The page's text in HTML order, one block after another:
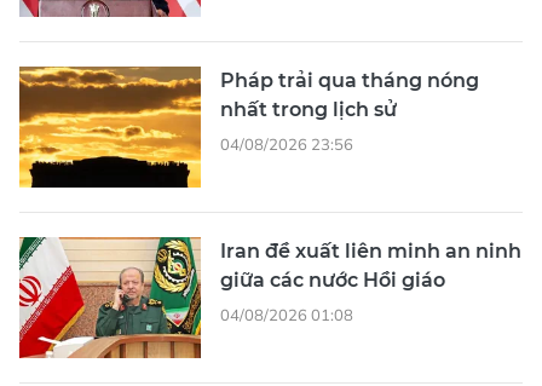
Pháp trải qua tháng nóng
nhất trong lịch sử
04/08/2026 23:56
Iran đề xuất liên minh an ninh
giữa các nước Hồi giáo
04/08/2026 01:08